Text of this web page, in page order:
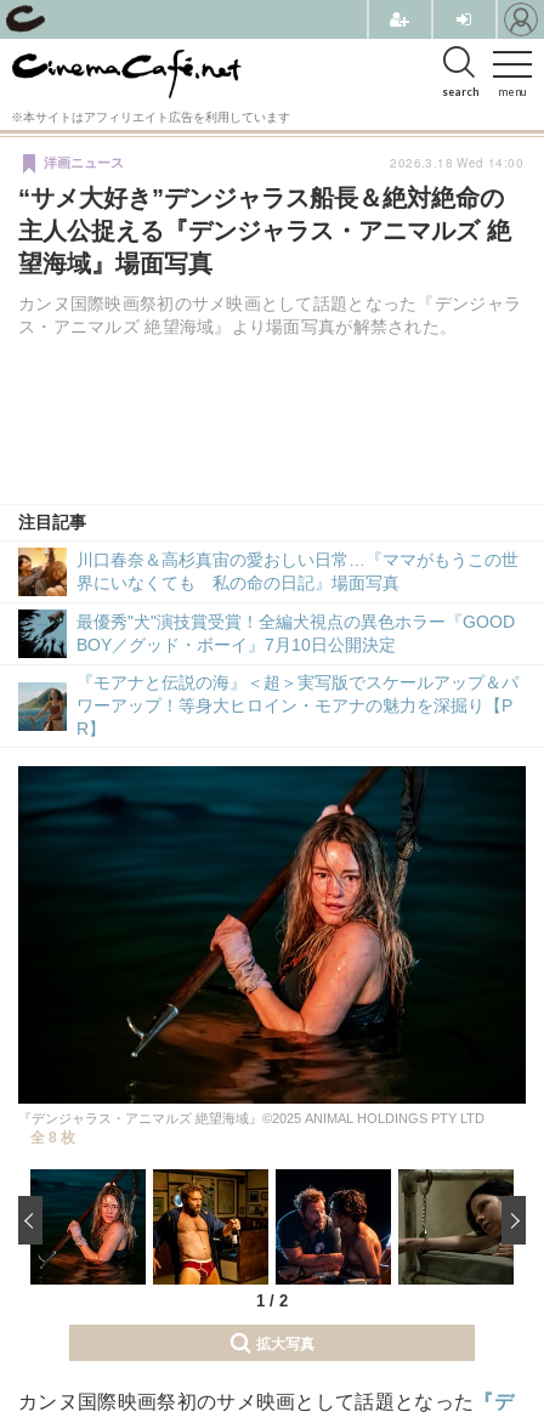
menu
search
※本サイトはアフィリエイト広告を利用しています
“サメ大好き”デンジャラス船長＆絶対絶命の
主人公捉える『デンジャラス・アニマルズ 絶
望海域』場面写真
カンヌ国際映画祭初のサメ映画として話題となった『デンジャラ
ス・アニマルズ 絶望海域』より場面写真が解禁された。
洋画ニュース
注目記事
川口春奈＆高杉真宙の愛おしい日常…『ママがもうこの世
界にいなくても 私の命の日記』場面写真
最優秀"犬"演技賞受賞！全編犬視点の異色ホラー『GOOD
BOY／グッド・ボーイ』7月10日公開決定
『モアナと伝説の海』＜超＞実写版でスケールアップ＆パ
ワーアップ！等身大ヒロイン・モアナの魅力を深掘り【P
R】
2026.3.18 Wed 14:00
『デンジャラス・アニマルズ 絶望海域』©2025 ANIMAL HOLDINGS PTY LTD
全 8 枚
1 / 2
‹
拡大写真
カンヌ国際映画祭初のサメ映画として話題となった
『デ